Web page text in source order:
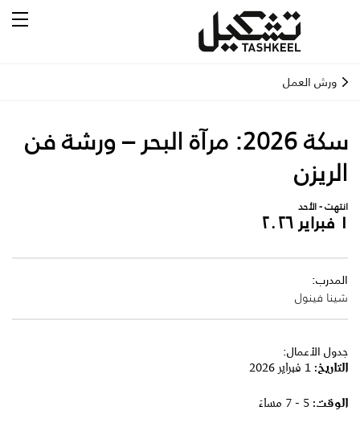
ورش العمل
سكة 2026: مرآة البحر – ورشة فن
الريزن
انتهت - الأحد
١ فبراير ٢٠٢٦
المدرب:
شينا فينول
جدول الأعمال:
التاريخ:
الوقت: